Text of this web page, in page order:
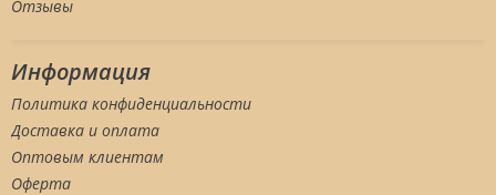
Отзывы
Информация
Политика конфиденциальности
Доставка и оплата
Оптовым клиентам
Оферта